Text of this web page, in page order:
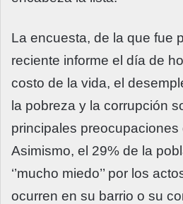
La encuesta, de la que fue
reciente informe el día de
costo de la vida, el
la pobreza y la corrupción
principales preocupaciones
Asimismo, el 29% de la
‘’mucho miedo’’ por los
ocurren en su barrio o su